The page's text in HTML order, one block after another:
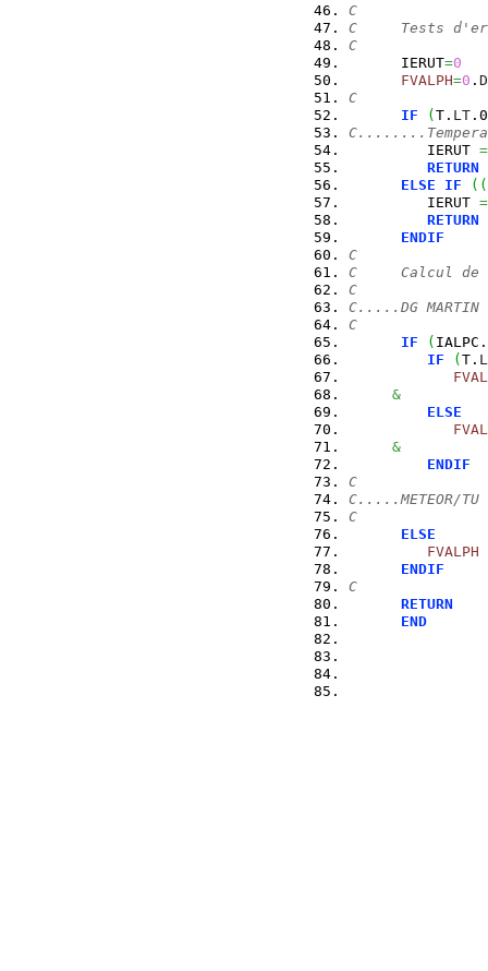
C
C     Tests
C
      IERUT
=0
FVALPH=0 .
C
IF
(T. LT
         IERUT
=
RETURN
ELSE
IF ( (
         IERUT
=
RETURN
ENDIF
C
C     Calcul de
C
C.....DG MARTIN
C
IF
( IALPC.
IF
(T.
&
ELSE
&
ENDIF
C
C.....METEOR/TU
C
ELSE
FVALPH
ENDIF
C
RETURN
END